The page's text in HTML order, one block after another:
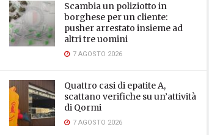
Scambia un poliziotto in
borghese per un cliente:
pusher arrestato insieme ad
altri tre uomini
7 AGOSTO 2026
Quattro casi di epatite A,
scattano verifiche su un’attività
di Qormi
7 AGOSTO 2026